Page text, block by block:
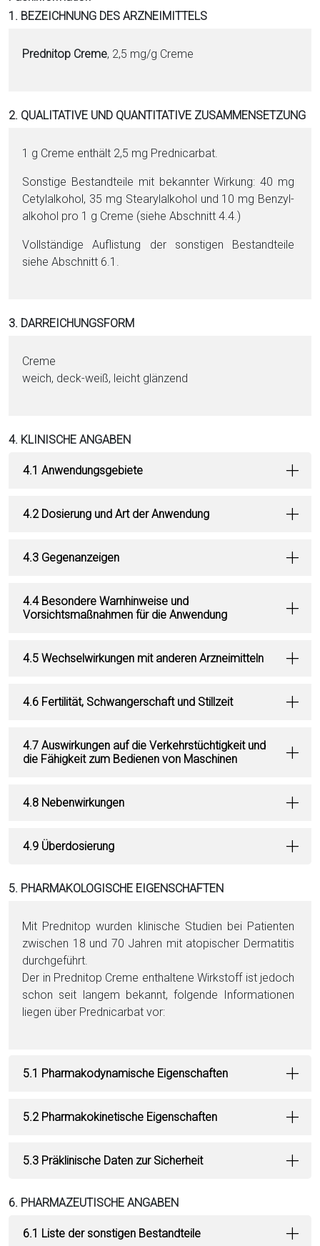
P
1. BEZEICHNUNG DES ARZNEIMITTELS
Prednitop Creme, 2,5 mg/g Creme
2. QUALITATIVE UND QUANTITATIVE ZUSAMMENSETZUNG
1 g Creme enthält 2,5 mg Pred­ni­car­bat.
Sonstige Be­stand­tei­le mit bekannter Wirkung: 40 mg
Ce­tyl­al­ko­hol, 35 mg Stea­ryl­al­ko­hol und 10 mg Ben­zyl­
al­ko­hol pro 1 g Creme (siehe Abschnitt 4.4.)
Vollständige Auflistung der sonstigen Be­stand­tei­le
siehe Abschnitt 6.1.
3. DARREICHUNGSFORM
Creme
weich, deck-weiß, leicht glänzend
4. KLINISCHE ANGABEN
4.1 Anwendungsgebiete
4.2 Dosierung und Art der Anwendung
4.3 Gegenanzeigen
4.4 Besondere Warnhinweise und
Vorsichtsmaßnahmen für die Anwendung
4.5 Wechselwirkungen mit anderen Arzneimitteln
4.6 Fertilität, Schwangerschaft und Stillzeit
4.7 Auswirkungen auf die Verkehrstüchtigkeit und
die Fähigkeit zum Bedienen von Maschinen
4.8 Nebenwirkungen
4.9 Überdosierung
5. PHARMAKOLOGISCHE EIGENSCHAFTEN
Mit Prednitop wurden klinische Studien bei Patienten
zwischen 18 und 70 Jahren mit atopischer Dermatitis
durchgeführt.
Der in Prednitop Creme enthaltene Wirkstoff ist jedoch
schon seit langem bekannt, folgende Informationen
liegen über Pred­ni­car­bat vor:
5.1 Pharmakodynamische Eigenschaften
5.2 Pharmakokinetische Eigenschaften
5.3 Präklinische Daten zur Sicherheit
6. PHARMAZEUTISCHE ANGABEN
6.1 Liste der sonstigen Bestandteile